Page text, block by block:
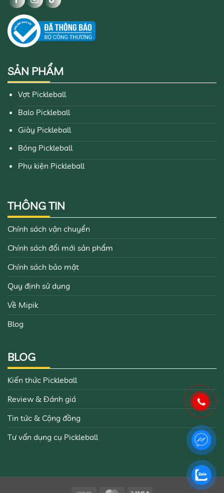
SẢN PHẨM
Vợt Pickleball
Balo Pickleball
Giày Pickleball
Bóng Pickleball
Phụ kiện Pickleball
THÔNG TIN
Chính sách vận chuyển
Chính sách đổi mới sản phẩm
Chính sách bảo mật
Quy định sử dụng
Về Mipik
Blog
BLOG
Kiến thức Pickleball
Review & Đánh giá
Tin tức & Cộng đồng
Tư vấn dụng cụ Pickleball